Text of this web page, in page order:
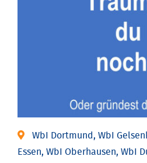
WbI Dortmund, WbI
Essen, WbI Oberhausen, WbI